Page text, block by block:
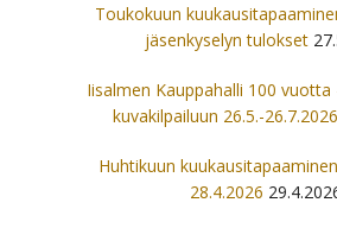
Toukokuun
jäsenkyselyn tulokset
Iisalmen Kauppahalli 100
kuvakilpailuun 26.5.-
Huhtikuun
28.4.2026